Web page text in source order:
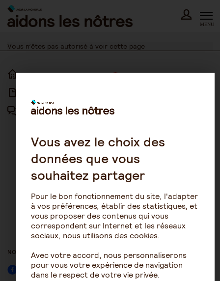
Skip
content
MENU
Vous n’êtes pas autorisé à voir cette page
ACCUEIL
FORUM
PLAN DU SITE
D’UTILISATION
POLITIQUE DE PROTECTION DES
GESTION DES COOKIES
ACCESSIBILITÉ : NON
CONFORME
NOUS SUIVRE
Facebook
Vous avez le choix des
données que vous
souhaitez partager
Pour le bon fonctionnement du site, l'adapter
à vos préférences, établir des statistiques, et
vous proposer des contenus qui vous
correspondent sur Internet et les réseaux
sociaux, nous utilisons des cookies.
Avec votre accord, nous personnaliserons
pour vous votre expérience de navigation
dans le respect de votre vie privée.